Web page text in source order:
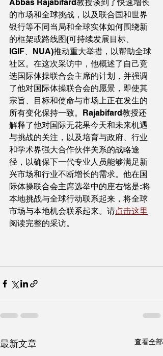
Abbas Rajabifard教授谈到了快速增长
的市场和全球挑战，以及联合国和世界
银行等不同当局和全球实体如何围绕新
的框架或路线图(可持续发展目标、
IGIF、NUA)推动重大举措，以帮助全球
社区。在这次采访中，他概述了自己竞
选国际体操联合会主席的计划，并强调
了他对国际体操联合会的愿景，即使其
宗旨、目标和使命与市场上正在发生的
所有变化保持一致。Rajabifard教授还
解释了他对国际无花果今天和未来机遇
与挑战的关注，以及培育与政府、行业
和学术界强大合作伙伴关系的战略途
径，以确保下一代专业人员能够满足新
兴市场和行业不断增长的需求。他在国
际体操联合会主席选举中的座右铭是:将
本地挑战与全球行动联系起来，将全球
市场与本地机会联系起来。请点击这里
阅读完整的采访。
最新文章 查看全部